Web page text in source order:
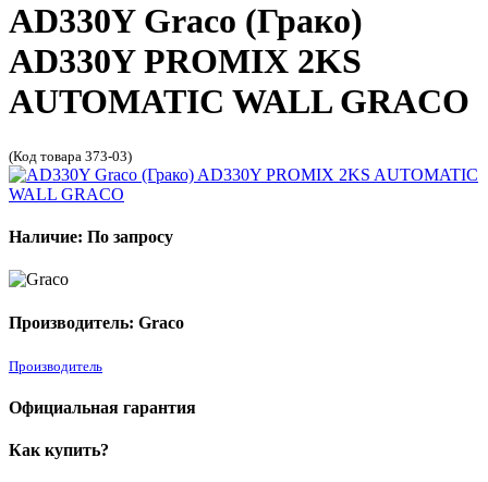
AD330Y Graco (Грако)
AD330Y PROMIX 2KS
AUTOMATIC WALL GRACO
(Код товара 373-03)
Наличие: По запросу
Производитель: Graco
Производитель
Официальная гарантия
Как купить?